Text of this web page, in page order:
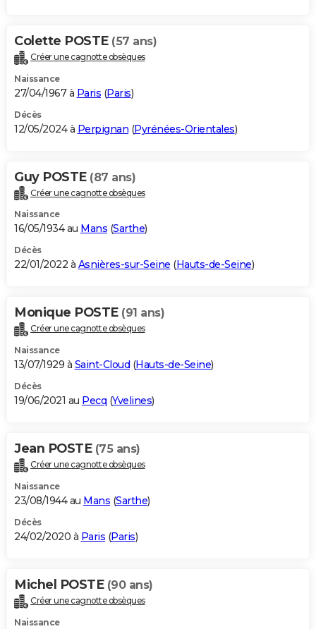
Colette POSTE (57 ans)
Créer une cagnotte obsèques
Naissance
27/04/1967 à Paris (Paris)
Décès
12/05/2024 à Perpignan (Pyrénées-Orientales)
Guy POSTE (87 ans)
Créer une cagnotte obsèques
Naissance
16/05/1934 au Mans (Sarthe)
Décès
22/01/2022 à Asnières-sur-Seine (Hauts-de-Seine)
Monique POSTE (91 ans)
Créer une cagnotte obsèques
Naissance
13/07/1929 à Saint-Cloud (Hauts-de-Seine)
Décès
19/06/2021 au Pecq (Yvelines)
Jean POSTE (75 ans)
Créer une cagnotte obsèques
Naissance
23/08/1944 au Mans (Sarthe)
Décès
24/02/2020 à Paris (Paris)
Michel POSTE (90 ans)
Créer une cagnotte obsèques
Naissance